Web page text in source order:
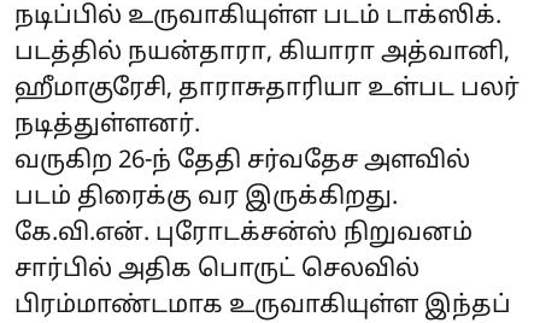
நடிப்பில் உருவாகியுள்ள படம் டாக்ஸிக்.
படத்தில் நயன்தாரா, கியாரா அத்வானி,
ஹீமாகுரேசி, தாராசுதாரியா உள்பட பலர்
நடித்துள்ளனர்.
வருகிற 26-ந் தேதி சர்வதேச அளவில்
படம் திரைக்கு வர இருக்கிறது.
கே.வி.என். புரோடக்சன்ஸ் நிறுவனம்
சார்பில் அதிக பொருட் செலவில்
பிரம்மாண்டமாக உருவாகியுள்ள இந்தப்